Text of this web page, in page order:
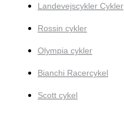
Landevejscykler Cykler
Rossin cykler
Olympia cykler
Bianchi Racercykel
Scott cykel